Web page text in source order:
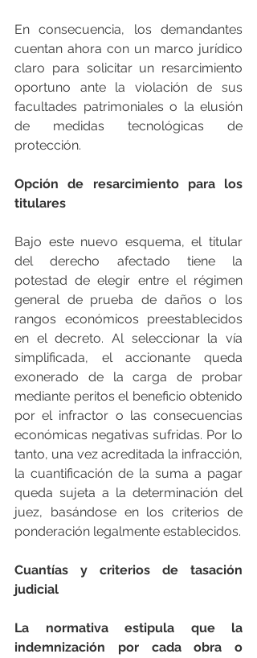
En consecuencia, los demandantes
cuentan ahora con un marco jurídico
claro para solicitar un resarcimiento
oportuno ante la violación de sus
facultades patrimoniales o la elusión
de medidas tecnológicas de
protección.
Opción de resarcimiento para los
titulares
Bajo este nuevo esquema, el titular
del derecho afectado tiene la
potestad de elegir entre el régimen
general de prueba de daños o los
rangos económicos preestablecidos
en el decreto. Al seleccionar la vía
simplificada, el accionante queda
exonerado de la carga de probar
mediante peritos el beneficio obtenido
por el infractor o las consecuencias
económicas negativas sufridas. Por lo
tanto, una vez acreditada la infracción,
la cuantificación de la suma a pagar
queda sujeta a la determinación del
juez, basándose en los criterios de
ponderación legalmente establecidos.
Cuantías y criterios de tasación
judicial
La normativa estipula que la
indemnización por cada obra o